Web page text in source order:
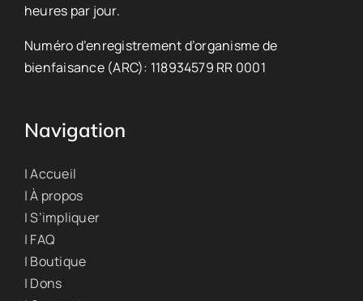
heures par jour.
Numéro d’enregistrement d’organisme de
bienfaisance (ARC): 118934579 RR 0001
Navigation
| Accueil
| À propos
| S’impliquer
| FAQ
| Boutique
| Dons